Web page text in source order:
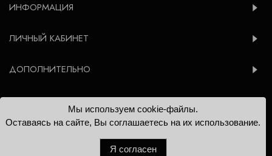
ИНФОРМАЦИЯ
ЛИЧНЫЙ КАБИНЕТ
ДОПОЛНИТЕЛЬНО
© 2012-2026 Konsoleta.ru
Мы используем cookie-файлы.
Оставаясь на сайте, Вы соглашаетесь на их использование.
Я согласен